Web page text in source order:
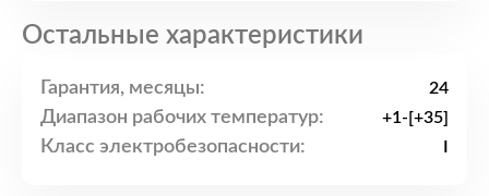
Остальные характеристики
Гарантия, месяцы: 24
Диапазон рабочих температур: +1-[+35]
Класс электробезопасности: